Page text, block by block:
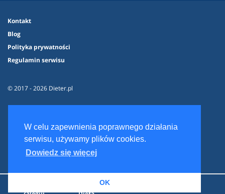
W celu zapewnienia poprawnego działania
serwisu, używamy plików cookies.
Dowiedz się więcej
OK
Kontakt
Blog
Polityka prywatności
Regulamin serwisu
© 2017 - 2026 Dieter.pl